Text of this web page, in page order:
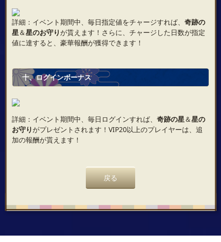
詳細：イベント期間中、毎日指定値をチャージすれば、 奇跡の
星＆星のお守りが貰えます！さらに、チャージした日数が指定
値に達すると、豪華報酬が獲得できます！
十、ログインボーナス
詳細：イベント期間中、毎日ログインすれば、 奇跡の星＆星の
お守りがプレゼントされます！VIP20以上のプレイヤーは、追
加の報酬が貰えます！
戻る